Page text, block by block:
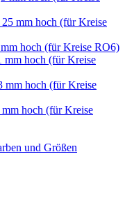
mm hoch (für Kreise
hoch (für Kreise RO6)
mm hoch (für Kreise
mm hoch (für Kreise
hoch (für Kreise
und Größen